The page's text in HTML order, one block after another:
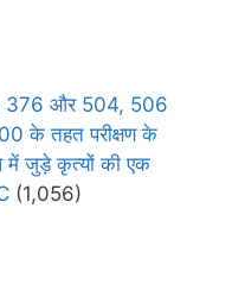
376 और 504, 506
के तहत परीक्षण के
में जुड़े कृत्यों की एक
(1,056)